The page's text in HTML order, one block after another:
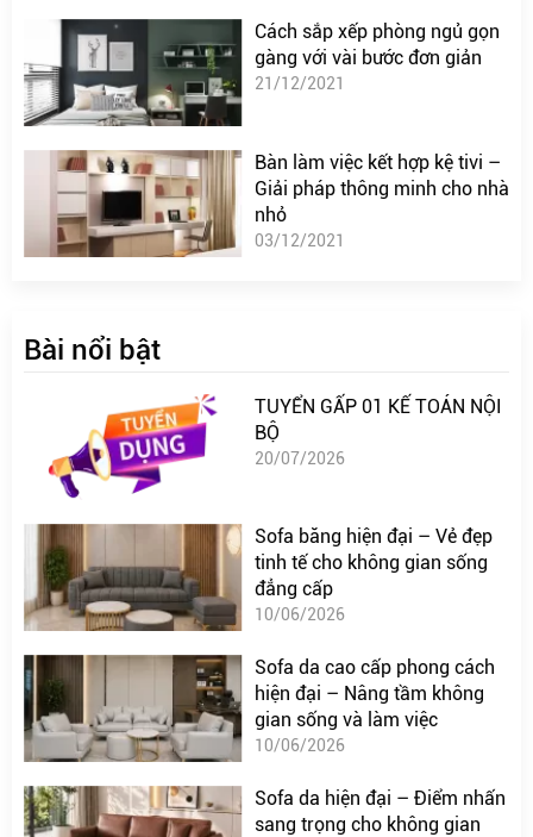
Cách sắp xếp phòng ngủ gọn
gàng với vài bước đơn giản
21/12/2021
Bàn làm việc kết hợp kệ tivi –
Giải pháp thông minh cho nhà
nhỏ
03/12/2021
Bài nổi bật
TUYỂN GẤP 01 KẾ TOÁN NỘI
BỘ
20/07/2026
Sofa băng hiện đại – Vẻ đẹp
tinh tế cho không gian sống
đẳng cấp
10/06/2026
Sofa da cao cấp phong cách
hiện đại – Nâng tầm không
gian sống và làm việc
10/06/2026
Sofa da hiện đại – Điểm nhấn
sang trọng cho không gian